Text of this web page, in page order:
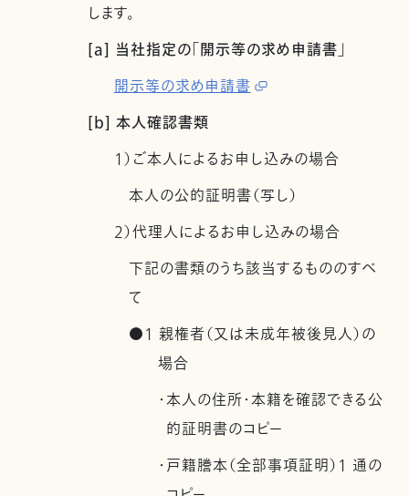
します。
[a] 当社指定の「開示等の求め申請書」
開示等の求め申請書
[b] 本人確認書類
1）ご本人によるお申し込みの場合
本人の公的証明書（写し）
2）代理人によるお申し込みの場合
下記の書類のうち該当するもののすべ
て
●1 親権者（又は未成年被後見人）の
場合
・本人の住所・本籍を確認できる公
的証明書のコピー
・戸籍謄本（全部事項証明）1 通の